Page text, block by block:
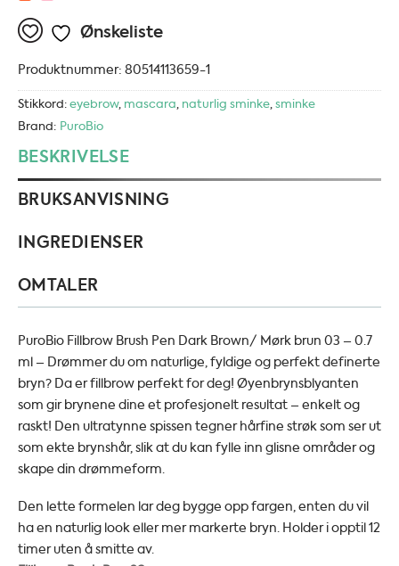
Ønskeliste
Produktnummer: 80514113659-1
Stikkord:eyebrow, mascara, naturlig sminke,sminke
Brand: PuroBio
BESKRIVELSE
BRUKSANVISNING
INGREDIENSER
OMTALER
PuroBio Fillbrow Brush Pen Dark Brown/ Mørk brun 03 – 0.7
ml – Drømmer du om naturlige, fyldige og perfekt definerte
bryn? Da er fillbrow perfekt for deg! Øyenbrynsblyanten
som gir brynene dine et profesjonelt resultat – enkelt og
raskt! Den ultratynne spissen tegner hårfine strøk som ser ut
som ekte brynshår, slik at du kan fylle inn glisne områder og
skape din drømmeform.
Den lette formelen lar deg bygge opp fargen, enten du vil
ha en naturlig look eller mer markerte bryn. Holder i opptil 12
timer uten å smitte av.